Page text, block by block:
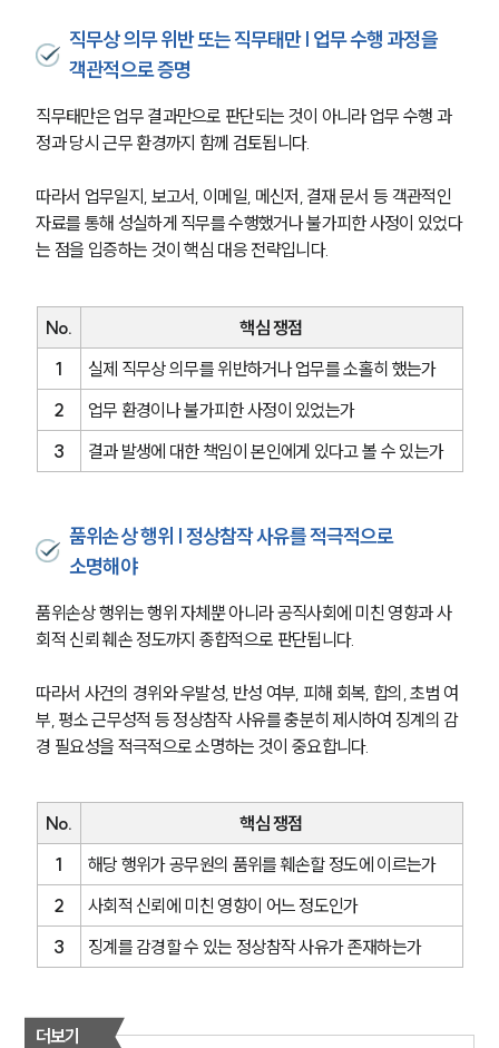
직무상 의무 위반 또는 직무태만 | 업무 수행 과정을
객관적으로 증명
직무태만은 업무 결과만으로 판단되는 것이 아니라 업무 수행 과
정과 당시 근무 환경까지 함께 검토됩니다.
따라서 업무일지, 보고서, 이메일, 메신저, 결재 문서 등 객관적인
자료를 통해 성실하게 직무를 수행했거나 불가피한 사정이 있었다
는 점을 입증하는 것이 핵심 대응 전략입니다.
No.
핵심 쟁점
1
실제 직무상 의무를 위반하거나 업무를 소홀히 했는가
2
업무 환경이나 불가피한 사정이 있었는가
3
결과 발생에 대한 책임이 본인에게 있다고 볼 수 있는가
품위손상 행위 | 정상참작 사유를 적극적으로
소명해야
품위손상 행위는 행위 자체뿐 아니라 공직사회에 미친 영향과 사
회적 신뢰 훼손 정도까지 종합적으로 판단됩니다.
따라서 사건의 경위와 우발성, 반성 여부, 피해 회복, 합의, 초범 여
부, 평소 근무성적 등 정상참작 사유를 충분히 제시하여 징계의 감
경 필요성을 적극적으로 소명하는 것이 중요합니다.
No.
핵심 쟁점
1
해당 행위가 공무원의 품위를 훼손할 정도에 이르는가
2
사회적 신뢰에 미친 영향이 어느 정도인가
3
징계를 감경할 수 있는 정상참작 사유가 존재하는가
더보기